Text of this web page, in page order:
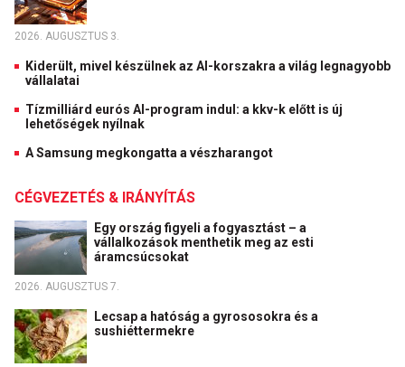
2026. AUGUSZTUS 3.
Kiderült, mivel készülnek az AI-korszakra a világ legnagyobb
vállalatai
Tízmilliárd eurós AI-program indul: a kkv-k előtt is új
lehetőségek nyílnak
A Samsung megkongatta a vészharangot
CÉGVEZETÉS & IRÁNYÍTÁS
Egy ország figyeli a fogyasztást – a
vállalkozások menthetik meg az esti
áramcsúcsokat
2026. AUGUSZTUS 7.
Lecsap a hatóság a gyrososokra és a
sushiéttermekre